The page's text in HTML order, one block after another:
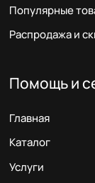
Популярные
Распродажа и
Помощь и
Главная
Каталог
Услуги